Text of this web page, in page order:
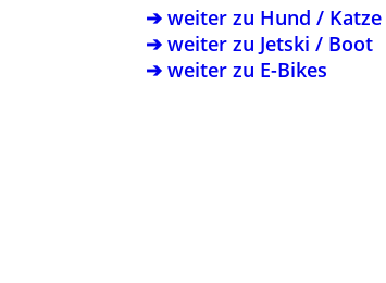
➔ weiter zu Hund / Katze
➔ weiter zu Jetski / Boot
➔ weiter zu E-Bikes